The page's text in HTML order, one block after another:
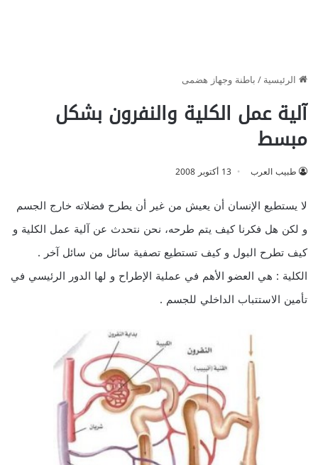
الرئيسية/باطنة وجهاز هضمى
آلية عمل الكلية والنفرون بشكل
مبسط
طبيب العرب 13 أكتوبر 2008
لا يستطيع الإنسان أن يعيش من غير أن يطرح فضلاته خارج الجسم
و لكن هل فكرنا كيف يتم طرحه، نحن نتحدث عن آلية عمل الكلية و
كيف تطرح البول و كيف تستطيع تصفية سائل من سائل آخر .
الكلية : هي العضو الأهم في عملية الإطراح و لها الدور الرئيسي في
تأمين الاستتباب الداخلي للجسم .